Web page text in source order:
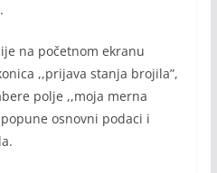
na početnom ekranu
,,prijava stanja brojila”,
polje ,,moja merna
osnovni podaci i